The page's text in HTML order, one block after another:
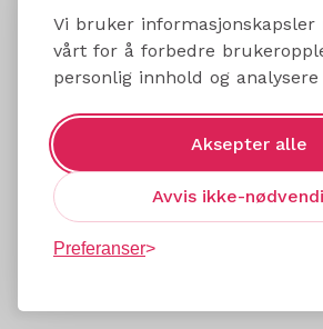
Vi bruker informasjonskapsler
vårt for å forbedre
personlig innhold og
Aksepter alle
Avvis ikke-
Preferanser